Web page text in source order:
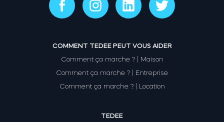
COMMENT TEDEE PEUT VOUS AIDER
Comment ça marche ? | Maison
Comment ça marche ? | Entreprise
Comment ça marche ? | Location
TEDEE